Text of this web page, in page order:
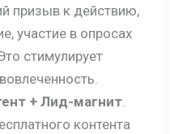
призыв к действию,
участие в опросах
стимулирует
+ Лид-магнит.
контента